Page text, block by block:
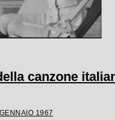
canzone
1967